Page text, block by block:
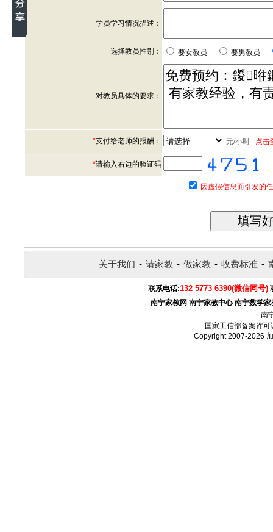
学员学习情况描述：
选择教员性别： 要女教员 要男教员
对教员具体的要求：
*支付给老师的报酬： 元/小时 点击
*请输入右边的验证码
因虚假信息而引发的
关于我们 - 请家教 - 做家教 - 收费标准 -
联系电话:132 5773 6390(微信同号)
南宁家教网 南宁家教中心 南宁数学家
南
国家工信部备案许可
Copyright 2007-2026